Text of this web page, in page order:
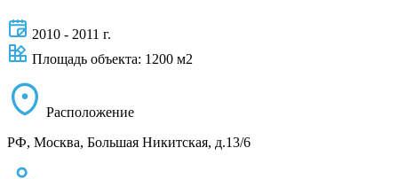
2010 - 2011 г.
Площадь объекта: 1200 м2
Расположение
РФ, Москва, Большая Никитская, д.13/6